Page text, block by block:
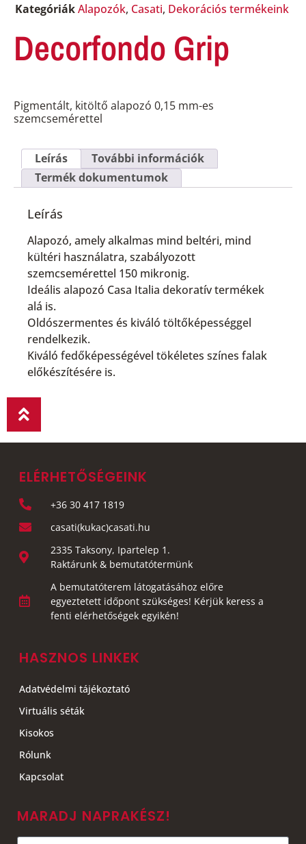
KategóriákAlapozók, Casati, Dekorációs termékeink
Decorfondo Grip
Pigmentált, kitöltő alapozó 0,15 mm-es
szemcsemérettel
Leírás
További információk
Termék dokumentumok
Leírás
Alapozó, amely alkalmas mind beltéri, mind
kültéri használatra, szabályozott
szemcsemérettel 150 mikronig.
Ideális alapozó Casa Italia dekoratív termékek
alá is.
Oldószermentes és kiváló töltőképességgel
rendelkezik.
Kiváló fedőképességével tökéletes színes falak
előkészítésére is.
ELÉRHETŐSÉGEINK
+36 30 417 1819
casati(kukac)casati.hu
2335 Taksony, Ipartelep 1.
Raktárunk & bemutatótermünk
A bemutatóterem látogatásához előre
egyeztetett időpont szükséges! Kérjük keress a
fenti elérhetőségek egyikén!
HASZNOS LINKEK
Adatvédelmi tájékoztató
Virtuális séták
Kisokos
Rólunk
Kapcsolat
MARADJ NAPRAKÉSZ!